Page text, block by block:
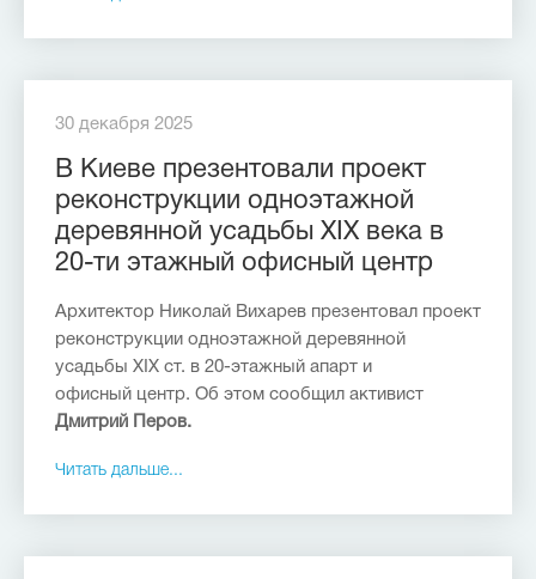
30 декабря 2025
В Киеве презентовали проект
реконструкции одноэтажной
деревянной усадьбы ХІХ века в
20-ти этажный офисный центр
Архитектор Николай Вихарев презентовал проект
реконструкции одноэтажной деревянной
усадьбы ХІХ ст. в 20-этажный апарт и
офисный центр. Об этом сообщил активист
Дмитрий Перов.
Читать дальше...